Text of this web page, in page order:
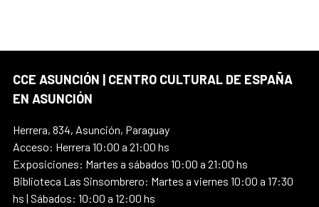
CCE ASUNCIÓN | CENTRO CULTURAL DE ESPAÑA
EN ASUNCIÓN
Herrera, 834, Asunción, Paraguay
Acceso: Herrera 10:00 a 21:00 hs
Exposiciones: Martes a sábados 10:00 a 21:00 hs
Biblioteca Las Sinsombrero: Martes a viernes 10:00 a 17:30
hs | Sábados: 10:00 a 12:00 hs